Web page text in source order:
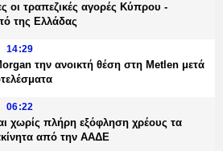
οι τραπεζικές αγορές Κύπρου -
της Ελλάδας
14:29
την ανοικτή θέση στη Metlen μετά
06:22
χωρίς πλήρη εξόφληση χρέους τα
από την ΑΑΔΕ